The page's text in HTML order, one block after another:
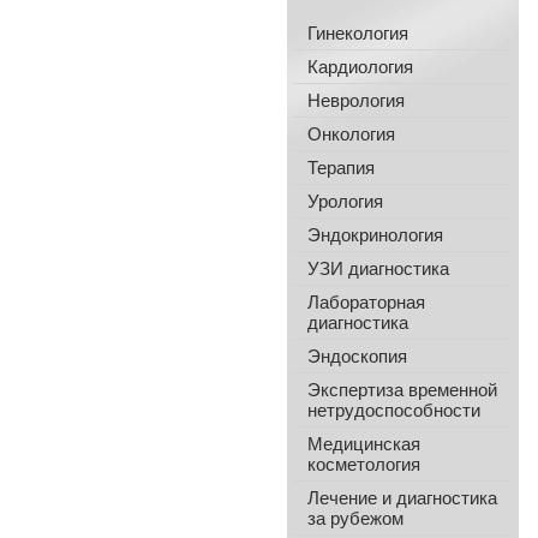
Гинекология
Кардиология
Неврология
Онкология
Терапия
Урология
Эндокринология
УЗИ диагностика
Лабораторная
диагностика
Эндоскопия
Экспертиза временной
нетрудоспособности
Медицинская
косметология
Лечение и диагностика
за рубежом